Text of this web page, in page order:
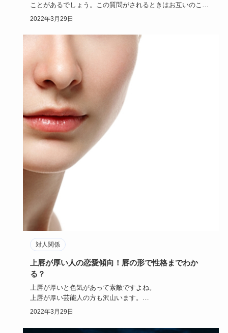
ことがあるでしょう。この質問がされるときはお互いのこと
をまだよく知ら…
2022年3月29日
対人関係
上唇が厚い人の恋愛傾向！唇の形で性格までわか
る？
上唇が厚いと色気があって素敵ですよね。
上唇が厚い芸能人の方も沢山います。
しかし、あまりに厚い上唇だと、コンプレック…
2022年3月29日